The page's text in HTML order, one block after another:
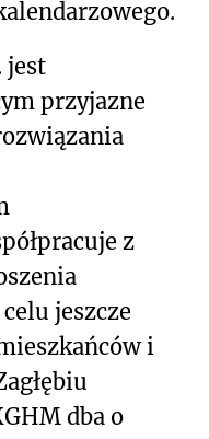
jest
przyjazne
z
jeszcze
i
dba o